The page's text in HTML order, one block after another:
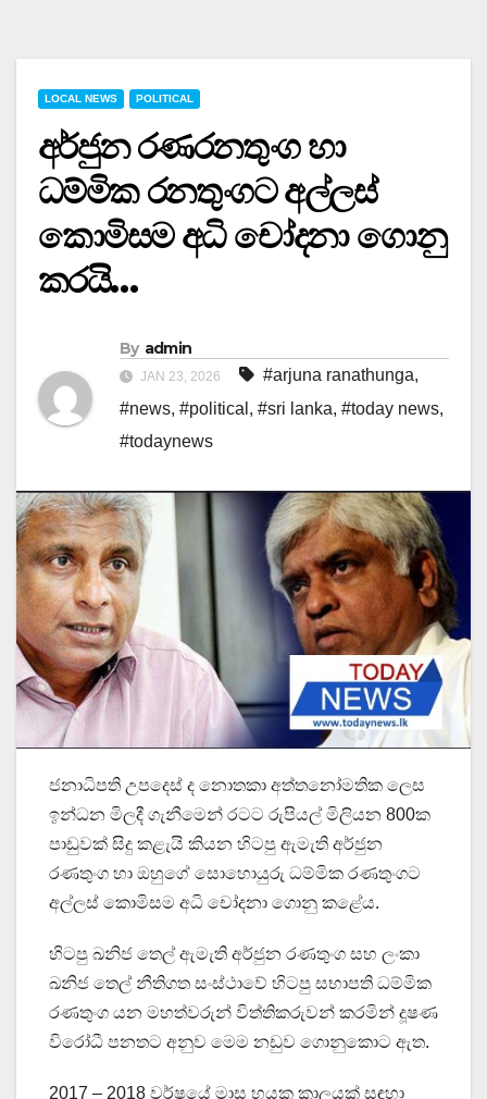
LOCAL NEWS POLITICAL
අර්ජුන රණරනතුංග හා
ධම්මික රනතුංගට අල්ලස්
කොමිසම අධි චෝදනා ගොනු
කරයි…
By admin
JAN 23, 2026 #arjuna ranathunga,
#news, #political , #sri lanka, #today news,
#todaynews
ජනාධිපති උපදෙස් ද නොතකා අත්තනෝමතික ලෙස
ඉන්ධන මිලදී ගැනීමෙන් රටට රුපියල් මිලියන 800ක
පාඩුවක් සිදු කළැයි කියන හිටපු ඇමැති අර්ජුන
රණතුංග හා ඔහුගේ සොහොයුරු ධම්මික රණතුංගට
අල්ලස් කොමිසම අධි චෝදනා ගොනු කළේය.
හිටපු ඛනිජ තෙල් ඇමැති අර්ජුන රණතුංග සහ ලංකා
ඛනිජ තෙල් නීතිගත සංස්ථාවේ හිටපු සභාපති ධම්මික
රණතුංග යන මහත්වරුන් විත්තිකරුවන් කරමින් දූෂණ
විරෝධී පනතට අනුව මෙම නඩුව ගොනුකොට ඇත.
2017 – 2018 වර්ෂයේ මාස හයක කාලයක් සඳහා